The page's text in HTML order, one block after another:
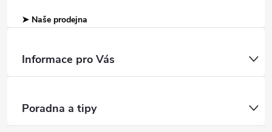
➤ Naše prodejna
Informace pro Vás
Poradna a tipy